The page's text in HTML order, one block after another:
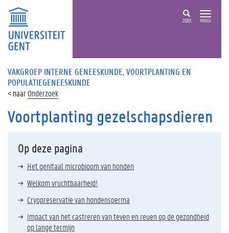
ZOEK MENU
VAKGROEP INTERNE GENEESKUNDE, VOORTPLANTING EN
POPULATIEGENEESKUNDE
Onderzoek
Voortplanting gezelschapsdieren
Op deze pagina
Het genitaal microbioom van honden
Welkom vruchtbaarheid!
Cryopreservatie van hondensperma
Impact van het castreren van teven en reuen op de gezondheid
op lange termijn